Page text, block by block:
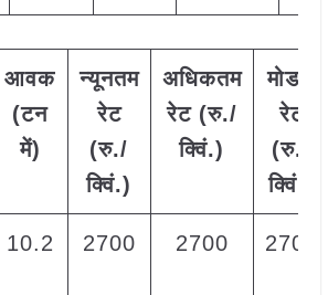
आवक
(टन
में)
न्यूनतम
रेट
(रु./
क्विं.)
अधिकतम
रेट (रु./
क्विं.)
मोडल
रेट
(रु./
क्विं.)
10.2 2700 2700 2700